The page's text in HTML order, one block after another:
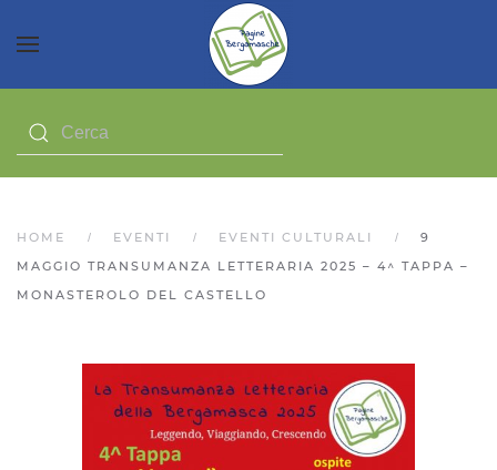
HOME EVENTI EVENTI CULTURALI
9
MAGGIO TRANSUMANZA LETTERARIA 2025 – 4^ TAPPA –
MONASTEROLO DEL CASTELLO